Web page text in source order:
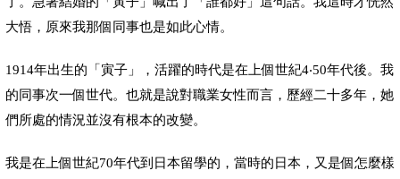
大悟，原來我那個同事也是如此心情。
1914年出生的「寅子」，活躍的時代是在上個世紀4‧50年代後。我
的同事次一個世代。也就是說對職業女性而言，歷經二十多年，她
們所處的情況並沒有根本的改變。
我是在上個世紀70年代到日本留學的，當時的日本，又是個怎麼樣